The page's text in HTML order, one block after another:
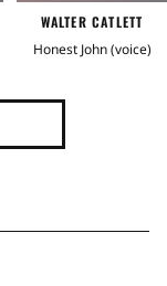
WALTER CATLETT
Honest John (voice)